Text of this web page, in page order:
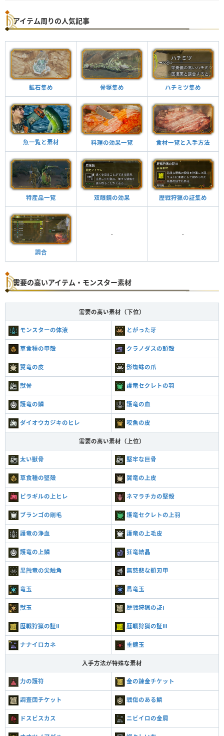
アイテム周りの人気記事
鉱石集め 骨塚集め ハチミツ集め
魚一覧と素材 料理の効果一覧 食材一覧と入手方法
特産品一覧 双眼鏡の効果 歴戦狩猟の証集め
調合
- -
需要の高いアイテム・モンスター素材
需要の高い素材（下位）
モンスターの体液 とがった牙
草食種の甲殻 クラノダスの頭殻
翼竜の皮 影蜘蛛の爪
獣骨 護竜セクレトの羽
護竜の鱗 護竜の血
ダイオウカジキのヒレ 咬魚の皮
需要の高い素材（上位）
太い獣骨 堅牢な巨骨
草食種の堅殻 翼竜の上皮
ピラギルの上ヒレ ネマラチカの堅殻
ブランゴの剛毛 護竜セクレトの上羽
護竜の浄血 護竜の上毛皮
護竜の上鱗 狂竜結晶
黒蝕竜の尖触角 無慈悲な鎖刃甲
竜玉 鳥竜玉
獣玉 歴戦狩猟の証Ⅰ
歴戦狩猟の証Ⅱ 歴戦狩猟の証Ⅲ
ナナイロカネ 重鎧玉
入手方法が特殊な素材
力の護符 金の錬金チケット
調査団チケット 戦傷のある鱗
ドスビスカス ニビイロの金屑